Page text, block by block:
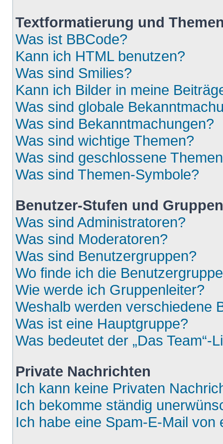
Textformatierung und
Was ist BBCode?
Kann ich HTML benutzen?
Was sind Smilies?
Kann ich Bilder in meine
Was sind globale
Was sind Bekanntmachungen?
Was sind wichtige Themen?
Was sind geschlossene
Was sind Themen-Symbole?
Benutzer-Stufen und Gruppen
Was sind Administratoren?
Was sind Moderatoren?
Was sind Benutzergruppen?
Wo finde ich die
Wie werde ich Gruppenleiter?
Weshalb werden verschiedene
Was ist eine Hauptgruppe?
Was bedeutet der „Das Team“-
Private Nachrichten
Ich kann keine Privaten
Ich bekomme ständig
Ich habe eine Spam-E-Mail